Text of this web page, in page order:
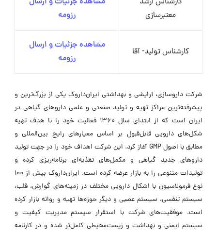
معتبرسازی
رزومه
کارشناس تولید- آقا
مشاهده جزئیات و ارسال
رزومه
شرکت داروسازی، آرایشی و بهداشتی ایران‌داروک یکی از بزرگ‌ترین و
پیشرفته‌ترین مراکز تهیه و تولید صنعتی و علمی داروهای گیاهی در
ایران است که از ابتدای سال ۱۳۶۰ فعالیت خود را با هدف تهیه
شکل‌های دارویی قابل‌قبول بر اساس معیارهای رایج بین‌المللی و
مطابق با اصول GMP آغاز کرد. این شرکت اهداف خود را در جهت تولید
داروهای جدید گیاهی و مکمل‌های تغذیه‌ای برنامه‌ریزی کرده و
تولیدات متنوعی را به بازار عرضه کرده است. ایران‌داروک بیش از ۱۰۰
نوع فرمولاسیون با اشکال دارویی مختلف در زمینه‌های گوارش، قلب،
سیستم تنفسی، سیستم عصبی و دیگر حوزه‌ها تهیه و روانه بازار کرده
است. موفقیت‌های شرکت با استقرار سیستم مدیریت کیفیت و
سیستم ایمنی و بهداشت و زیست‌محیطی کامل‌تر شده و در کارنامه